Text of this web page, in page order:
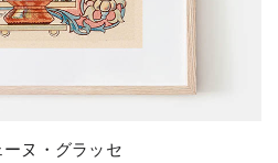
ヌ・グラッセ